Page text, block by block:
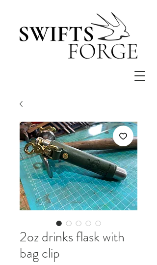
2oz drinks flask with
bag clip